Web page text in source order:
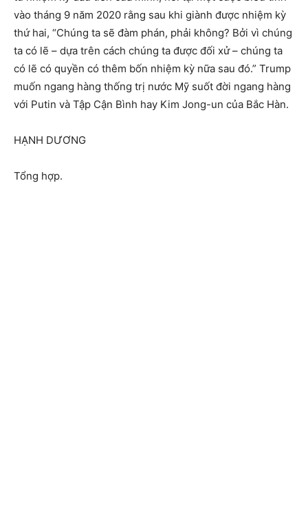
vào tháng 9 năm 2020 rằng sau khi giành được nhiệm kỳ
thứ hai, “Chúng ta sẽ đàm phán, phải không? Bởi vì chúng
ta có lẽ – dựa trên cách chúng ta được đối xử – chúng ta
có lẽ có quyền có thêm bốn nhiệm kỳ nữa sau đó.” Trump
muốn ngang hàng thống trị nước Mỹ suốt đời ngang hàng
với Putin và Tập Cận Bình hay Kim Jong-un của Bắc Hàn.
HẠNH DƯƠNG
Tổng hợp.